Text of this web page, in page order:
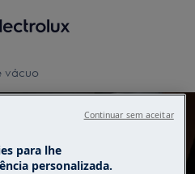
vácuo
para lhe
personalizada.
Continuar sem aceitar